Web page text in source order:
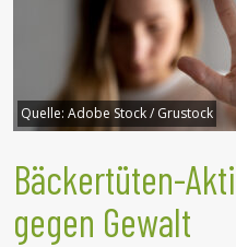
Quelle: Adobe Stock / Grustock
Bäckertüten-
gegen Gewalt